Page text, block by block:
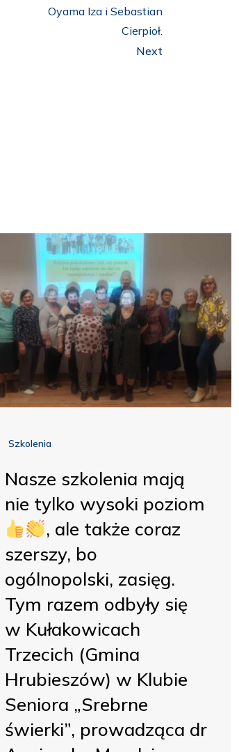
Oyama Iza i Sebastian
Cierpioł.
Next
Szkolenia
Nasze szkolenia mają
nie tylko wysoki poziom
, ale także coraz
szerszy, bo
ogólnopolski, zasięg.
Tym razem odbyły się
w Kułakowicach
Trzecich (Gmina
Hrubieszów) w Klubie
Seniora „Srebrne
świerki”, prowadząca dr